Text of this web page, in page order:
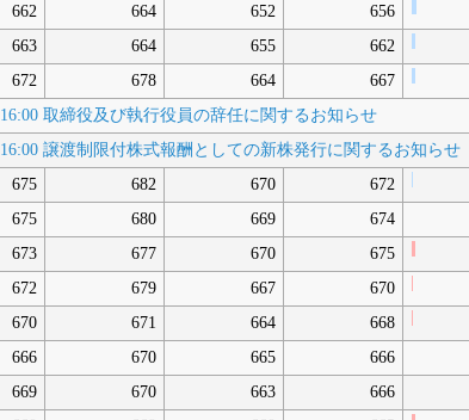
662 664 652 656
663 664 655 662
672 678 664 667
16:00 取締役及び執行役員の辞任に関するお知らせ
16:00 譲渡制限付株式報酬としての新株発行に関するお知らせ
675 682 670 672
675 680 669 674
673 677 670 675
672 679 667 670
670 671 664 668
666 670 665 666
669 670 663 666